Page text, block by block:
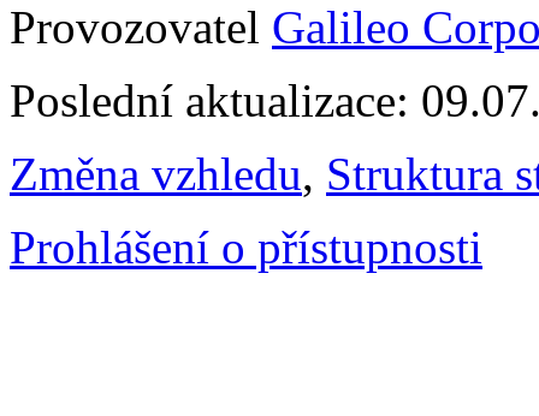
Provozovatel Galileo
Poslední aktualizace:
Změna vzhledu, Struktura
Prohlášení o přístupnosti